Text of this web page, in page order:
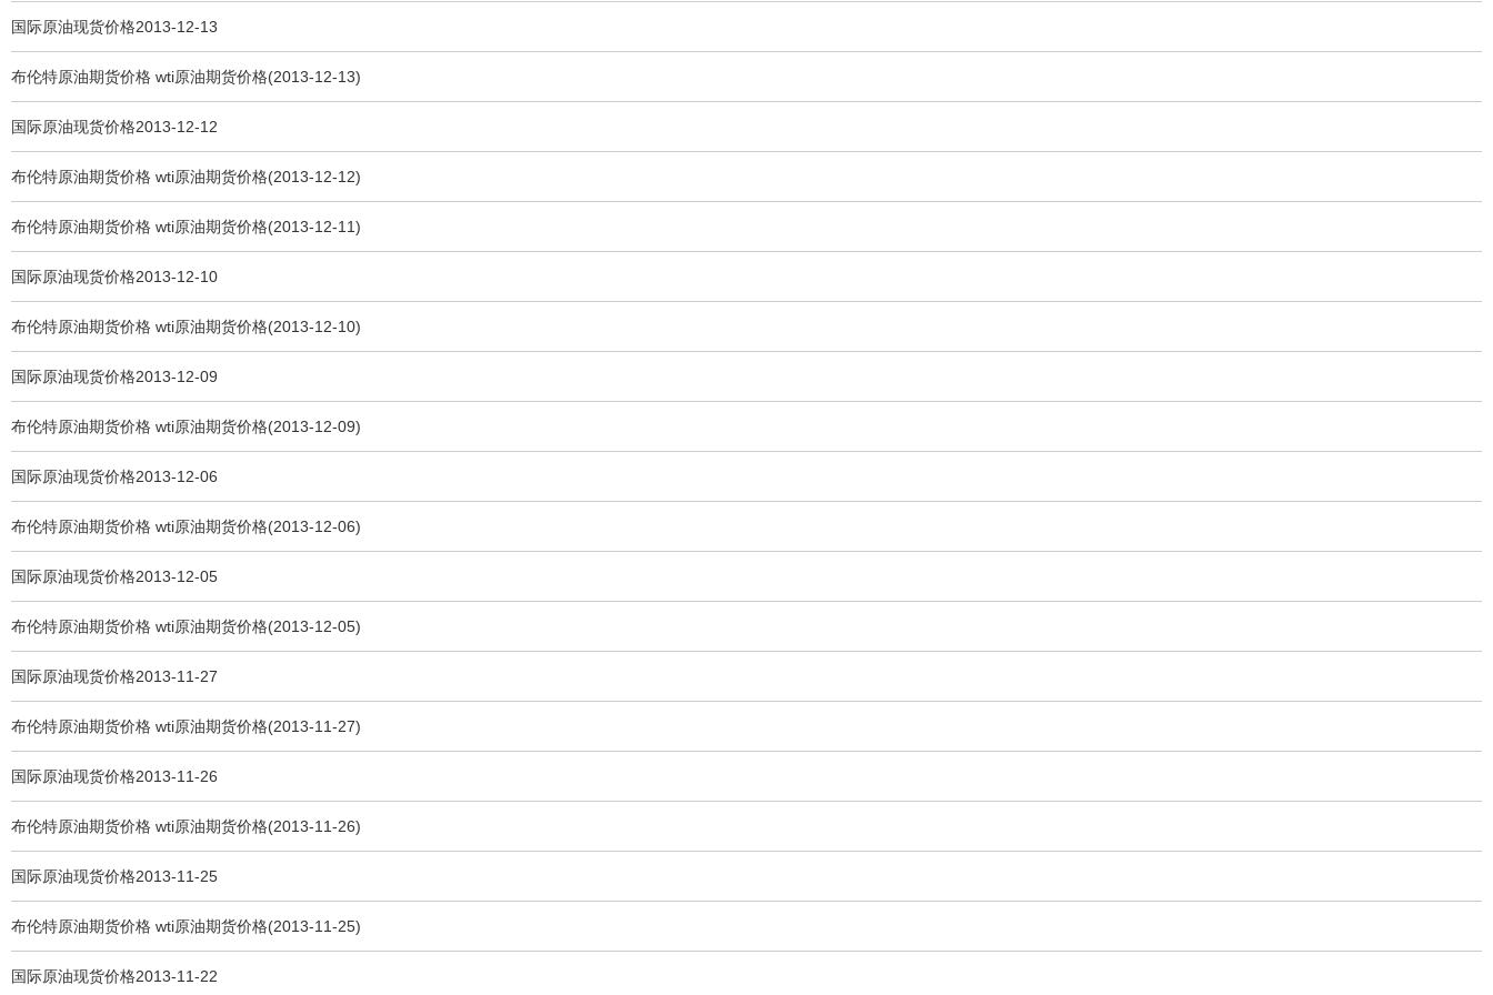
国际原油现货价格2013-12-13
布伦特原油期货价格 wti原油期货价格(2013-12-13)
国际原油现货价格2013-12-12
布伦特原油期货价格 wti原油期货价格(2013-12-12)
布伦特原油期货价格 wti原油期货价格(2013-12-11)
国际原油现货价格2013-12-10
布伦特原油期货价格 wti原油期货价格(2013-12-10)
国际原油现货价格2013-12-09
布伦特原油期货价格 wti原油期货价格(2013-12-09)
国际原油现货价格2013-12-06
布伦特原油期货价格 wti原油期货价格(2013-12-06)
国际原油现货价格2013-12-05
布伦特原油期货价格 wti原油期货价格(2013-12-05)
国际原油现货价格2013-11-27
布伦特原油期货价格 wti原油期货价格(2013-11-27)
国际原油现货价格2013-11-26
布伦特原油期货价格 wti原油期货价格(2013-11-26)
国际原油现货价格2013-11-25
布伦特原油期货价格 wti原油期货价格(2013-11-25)
国际原油现货价格2013-11-22